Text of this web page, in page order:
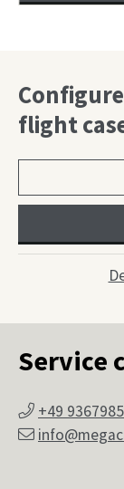
flight
une
Service
+49